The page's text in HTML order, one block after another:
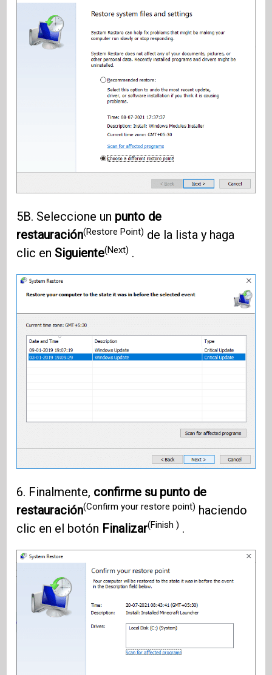
5B. Seleccione un punto de
restauración(Restore Point) de la lista y haga
clic en Siguiente(Next) .
6. Finalmente, confirme su punto de
restauración(Confirm your restore point) haciendo
clic en el botón Finalizar(Finish ) .